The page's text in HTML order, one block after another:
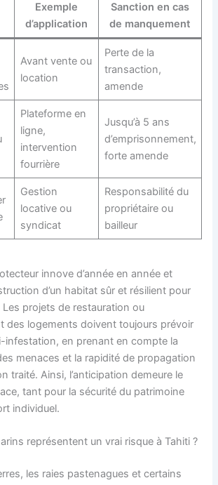
Exemple
d’application
Sanction en cas
de manquement
Avant vente ou
location
Perte de la
transaction,
amende
Plateforme en
ligne,
intervention
fourrière
Jusqu’à 5 ans
d’emprisonnement,
forte amende
Gestion
locative ou
syndicat
Responsabilité du
propriétaire ou
bailleur
innove d’année en année et
d’un habitat sûr et résilient pour
projets de restauration ou
des logements doivent toujours prévoir
infestation, en prenant en compte la
menaces et la rapidité de propagation
traité. Ainsi, l’anticipation demeure le
tant pour la sécurité du patrimoine
individuel.
représentent un vrai risque à Tahiti ?
les raies pastenagues et certains